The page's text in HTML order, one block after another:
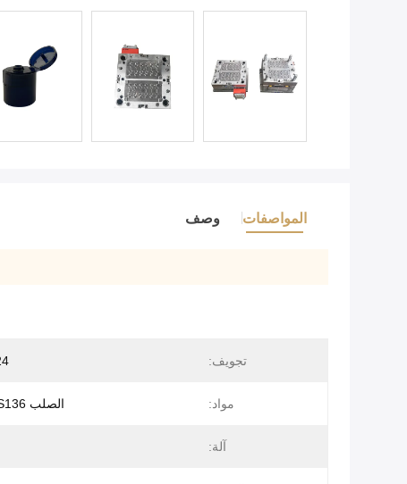
المواصفات وصف
تجويف: 24
مواد: الصلب ASSABS136
آلة: